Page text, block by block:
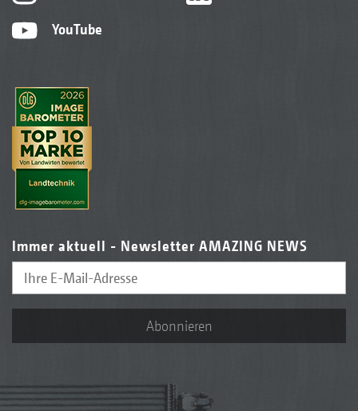
YouTube
Immer aktuell - Newsletter AMAZING NEWS
Abonnieren